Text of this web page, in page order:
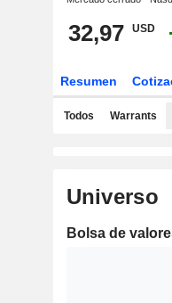
32,97 USD
Resumen
Todos Warrants
Universo
Bolsa de